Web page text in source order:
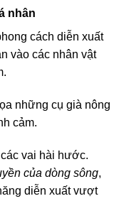
nhân
cách diễn xuất
vào các nhân vật
những cụ già nông
cảm.
vai hài hước.
của dòng sông,
diễn xuất vượt